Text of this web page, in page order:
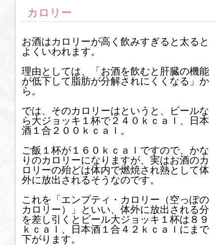
カロリー
お酒はカロリーが高く飲みすぎると太ると
よくいわれます。
理由としては、「お酒を飲むと肝臓の機能
が低下して脂肪が分解されにくくなる」か
ら。
では、そのカロリーはというと、ビールな
ら大ジョッキ１杯で２４０ｋｃａｌ、日本
酒１合２００ｋｃａｌ。
ご飯１杯が１６０ｋｃａｌですので、かな
りのカロリーになりますが、実はお酒のカ
ロリーの殆どは体内で燃焼され熱として体
外に放出されるそうなのです。
これを「エンプティ・カロリー（空っぽの
カロリー）」といい、体外に放出される分
を差し引くとビール大ジョッキ１杯は８９
ｋｃａｌ、日本酒１合４２ｋｃａｌにまで
下がります。